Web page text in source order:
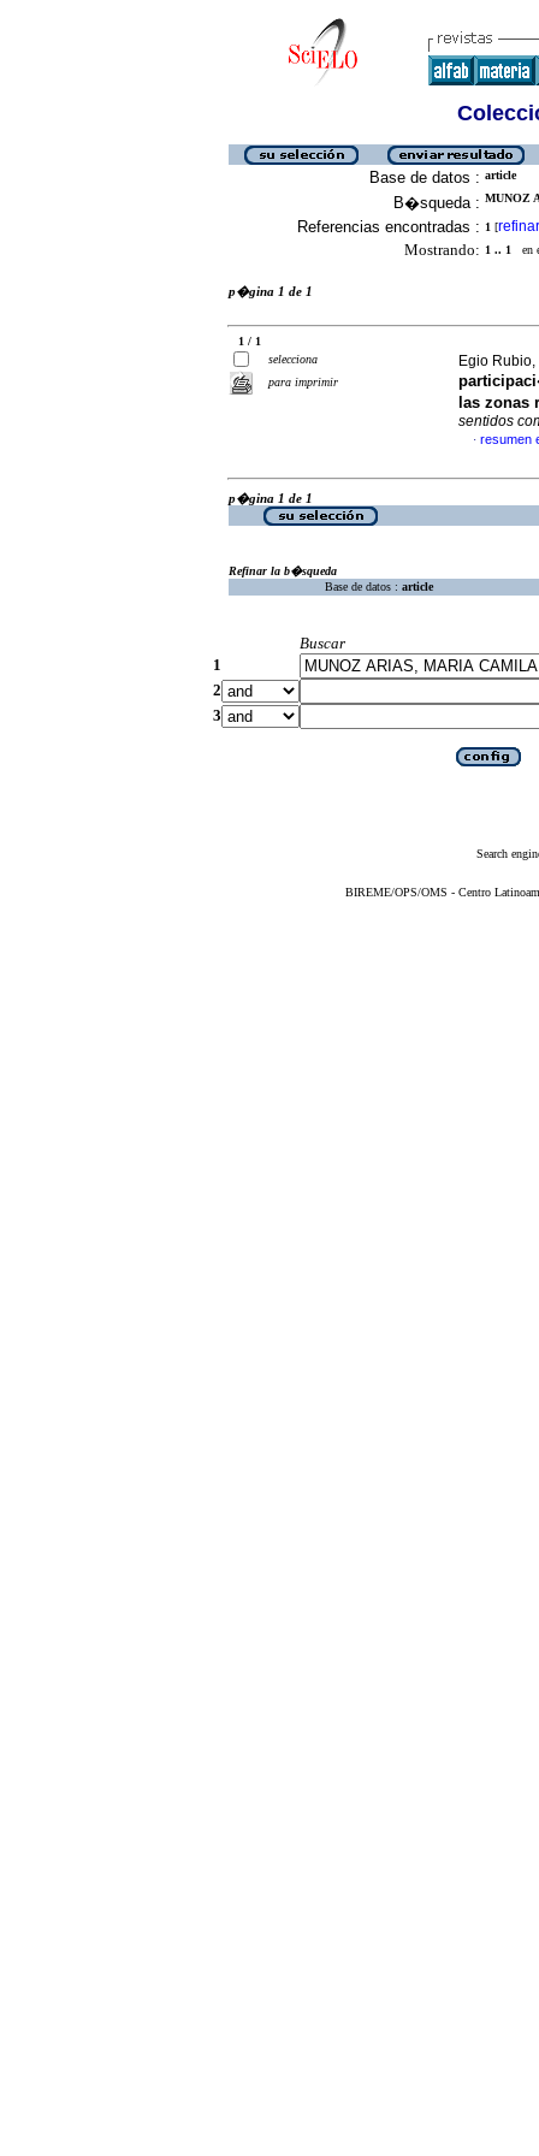
Base de datos : article
B�squeda : MUNOZ
Referencias encontradas : 1 [refinar
Mostrando: 1 .. 1 en
p�gina 1 de 1
1 / 1
selecciona
para imprimir
Egio
las zonas
sentidos
· resumen
p�gina 1 de 1
Refinar la b�squeda
Base de datos : article
Buscar
1
2
3
Search
BIREME/OPS/OMS - Centro